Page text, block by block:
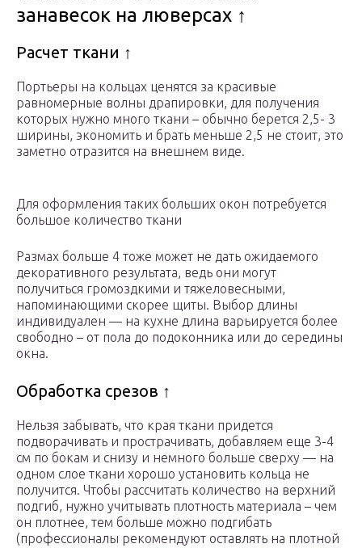
занавесок на люверсах ↑
Расчет ткани ↑
Портьеры на кольцах ценятся за красивые
равномерные волны драпировки, для получения
которых нужно много ткани – обычно берется 2,5- 3
ширины, экономить и брать меньше 2,5 не стоит, это
заметно отразится на внешнем виде.
Для оформления таких больших окон потребуется
большое количество ткани
Размах больше 4 тоже может не дать ожидаемого
декоративного результата, ведь они могут
получиться громоздкими и тяжеловесными,
напоминающими скорее щиты. Выбор длины
индивидуален — на кухне длина варьируется более
свободно – от пола до подоконника или до середины
окна.
Обработка срезов ↑
Нельзя забывать, что края ткани придется
подворачивать и прострачивать, добавляем еще 3-4
см по бокам и снизу и немного больше сверху — на
одном слое ткани хорошо установить кольца не
получится. Чтобы рассчитать количество на верхний
подгиб, нужно учитывать плотность материала – чем
он плотнее, тем больше можно подгибать
(профессионалы рекомендуют оставлять на плотной